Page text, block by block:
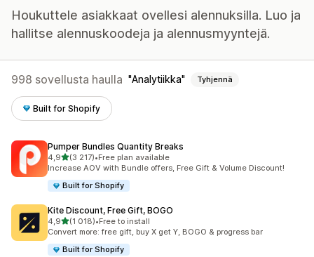
Houkuttele asiakkaat ovellesi alennuksilla. Luo ja
hallitse alennuskoodeja ja alennusmyyntejä.
998 sovellusta haulla Analytiikka Tyhjennä
Built for Shopify
Pumper Bundles Quantity Breaks
4,9/ 5 tähteä
(3 217)
3217 arvostelua yhteensä
•Free plan available
Increase AOV with Bundle offers, Free Gift & Volume Discount!
Built for Shopify
Kite Discount, Free Gift, BOGO
4,9/ 5 tähteä
(1 018)
1018 arvostelua yhteensä
•Free to install
Convert more: free gift, buy X get Y, BOGO & progress bar
Built for Shopify